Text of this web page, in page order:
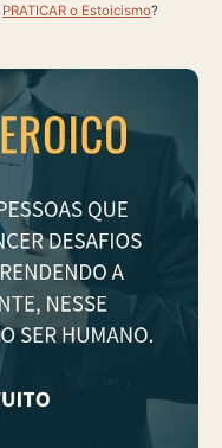
PRATICAR o Estoicismo?